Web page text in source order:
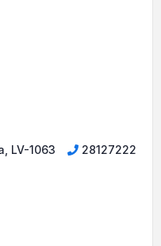
LV-1063 28127222